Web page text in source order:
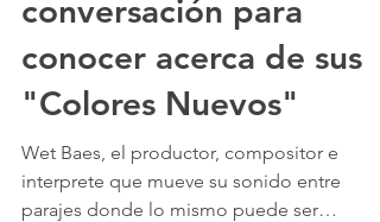
Wet Baes, la
conversación para
conocer acerca de sus
"Colores Nuevos"
Wet Baes, el productor, compositor e